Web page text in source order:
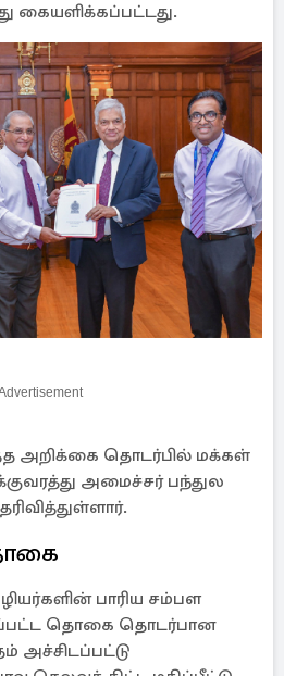
கையளிக்கப்பட்டது.
அறிக்கை தொடர்பில் மக்கள்
அமைச்சர் பந்துல
பாரிய சம்பள
தொகை தொடர்பான
அச்சிடப்பட்டு